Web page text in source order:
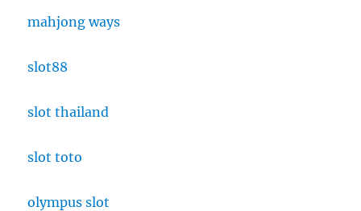
mahjong ways
slot88
slot thailand
slot toto
olympus slot